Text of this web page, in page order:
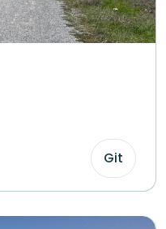
Git